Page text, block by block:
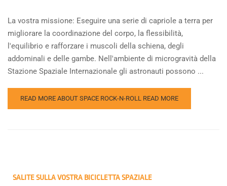
La vostra missione: Eseguire una serie di capriole a terra per
migliorare la coordinazione del corpo, la flessibilità,
l'equilibrio e rafforzare i muscoli della schiena, degli
addominali e delle gambe. Nell'ambiente di microgravità della
Stazione Spaziale Internazionale gli astronauti possono ...
READ MORE ABOUT SPACE ROCK-N-ROLL READ MORE
SALITE SULLA VOSTRA BICICLETTA SPAZIALE